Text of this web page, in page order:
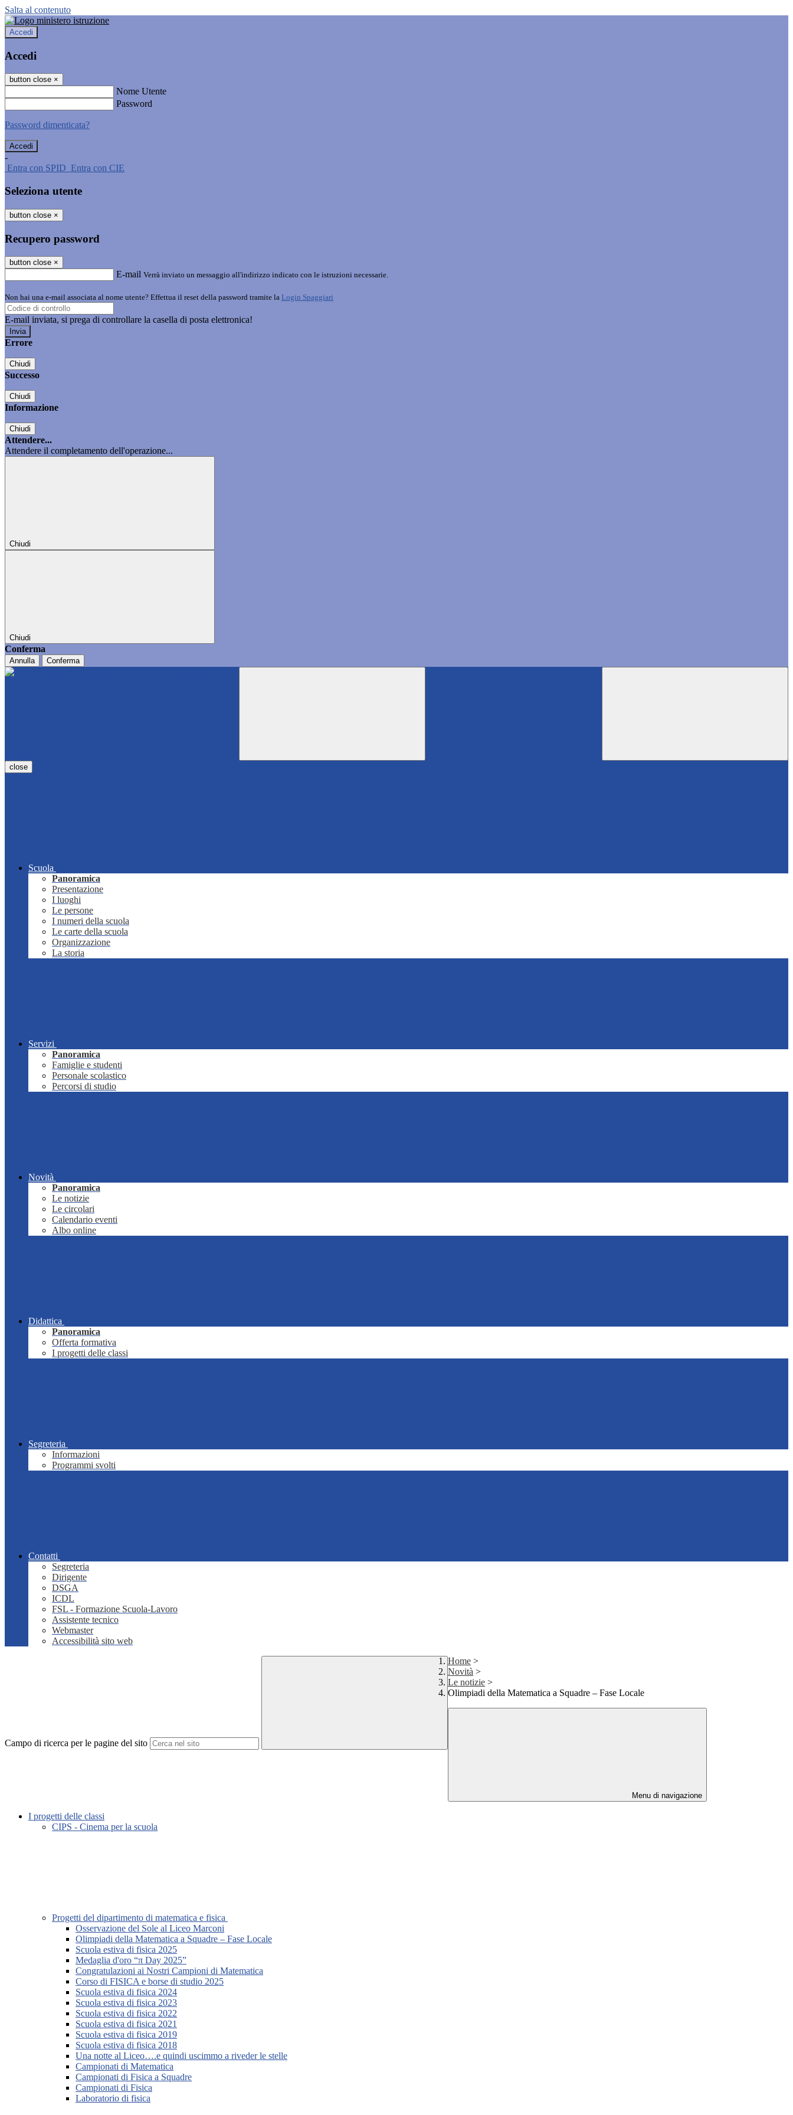
Salta al contenuto
Accedi
Accedi
button close ×
Nome Utente
Password
Password dimenticata?
-
Entra con SPID Entra con CIE
Seleziona utente
button close ×
Recupero password
button close ×
E-mail Verrà inviato un messaggio all'indirizzo indicato con le istruzioni necessarie.
Non hai una e-mail associata al nome utente? Effettua il reset della password tramite la Login Spaggiari
E-mail inviata, si prega di controllare la casella di posta elettronica!
Errore
Chiudi
Successo
Chiudi
Informazione
Chiudi
Attendere...
Attendere il completamento dell'operazione...
Chiudi
Chiudi
Conferma
Annulla Conferma
close
Scuola
Panoramica
Presentazione
I luoghi
Le persone
I numeri della scuola
Le carte della scuola
Organizzazione
La storia
Servizi
Panoramica
Famiglie e studenti
Personale scolastico
Percorsi di studio
Novità
Panoramica
Le notizie
Le circolari
Calendario eventi
Albo online
Didattica
Panoramica
Offerta formativa
I progetti delle classi
Segreteria
Informazioni
Programmi svolti
Contatti
Segreteria
Dirigente
DSGA
ICDL
FSL - Formazione Scuola-Lavoro
Assistente tecnico
Webmaster
Accessibilità sito web
Campo di ricerca per le pagine del sito
Home >
Novità >
Le notizie >
Olimpiadi della Matematica a Squadre – Fase Locale
Menu di navigazione
I progetti delle classi
CIPS - Cinema per la scuola
Progetti del dipartimento di matematica e fisica
Osservazione del Sole al Liceo Marconi
Olimpiadi della Matematica a Squadre – Fase Locale
Scuola estiva di fisica 2025
Medaglia d'oro “π Day 2025”
Congratulazioni ai Nostri Campioni di Matematica
Corso di FISICA e borse di studio 2025
Scuola estiva di fisica 2024
Scuola estiva di fisica 2023
Scuola estiva di fisica 2022
Scuola estiva di fisica 2021
Scuola estiva di fisica 2019
Scuola estiva di fisica 2018
Una notte al Liceo….e quindi uscimmo a riveder le stelle
Campionati di Matematica
Campionati di Fisica a Squadre
Campionati di Fisica
Laboratorio di fisica